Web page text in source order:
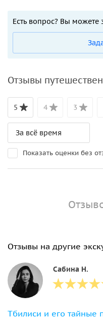
Есть вопрос? Вы можете
Отзывы
5 4 3
Показать оценки без
Отзывы на другие
Сабина Н.
Тбилиси и его тайные